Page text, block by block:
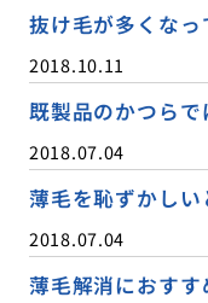
抜け毛が多くなっ
2018.10.11
既製品のかつら
2018.07.04
薄毛を恥ずかし
2018.07.04
薄毛解消におす